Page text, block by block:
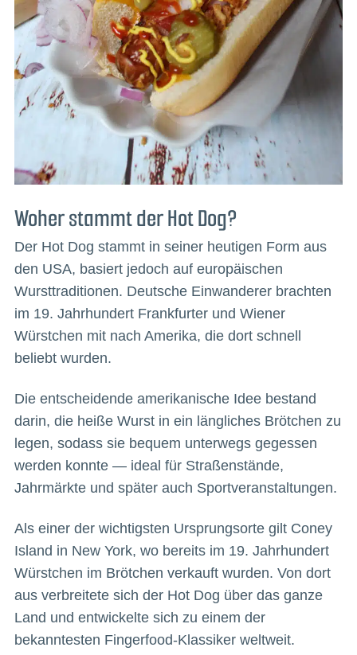
Woher stammt der Hot Dog?
Der Hot Dog stammt in seiner heutigen Form aus
den USA, basiert jedoch auf europäischen
Wursttraditionen. Deutsche Einwanderer brachten
im 19. Jahrhundert Frankfurter und Wiener
Würstchen mit nach Amerika, die dort schnell
beliebt wurden.
Die entscheidende amerikanische Idee bestand
darin, die heiße Wurst in ein längliches Brötchen zu
legen, sodass sie bequem unterwegs gegessen
werden konnte — ideal für Straßenstände,
Jahrmärkte und später auch Sportveranstaltungen.
Als einer der wichtigsten Ursprungsorte gilt Coney
Island in New York, wo bereits im 19. Jahrhundert
Würstchen im Brötchen verkauft wurden. Von dort
aus verbreitete sich der Hot Dog über das ganze
Land und entwickelte sich zu einem der
bekanntesten Fingerfood-Klassiker weltweit.